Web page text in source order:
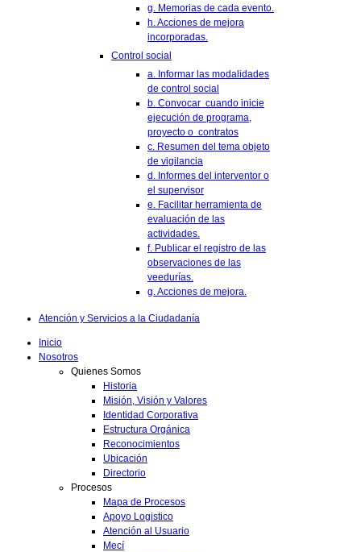
g. Memorias de cada evento.
h. Acciones de mejora
incorporadas.
Control social
a. Informar las modalidades
de control social
b. Convocar cuando inicie
ejecución de programa,
proyecto o contratos
c. Resumen del tema objeto
de vigilancia
d. Informes del interventor o
el supervisor
e. Facilitar herramienta de
evaluación de las
actividades.
f. Publicar el registro de las
observaciones de las
veedurías.
g. Acciones de mejora.
Atención y Servicios a la Ciudadanía
Inicio
Nosotros
Quienes Somos
Historia
Misión, Visión y Valores
Identidad Corporativa
Estructura Orgánica
Reconocimientos
Ubicación
Directorio
Procesos
Mapa de Procesos
Apoyo Logistico
Atención al Usuario
Mecí